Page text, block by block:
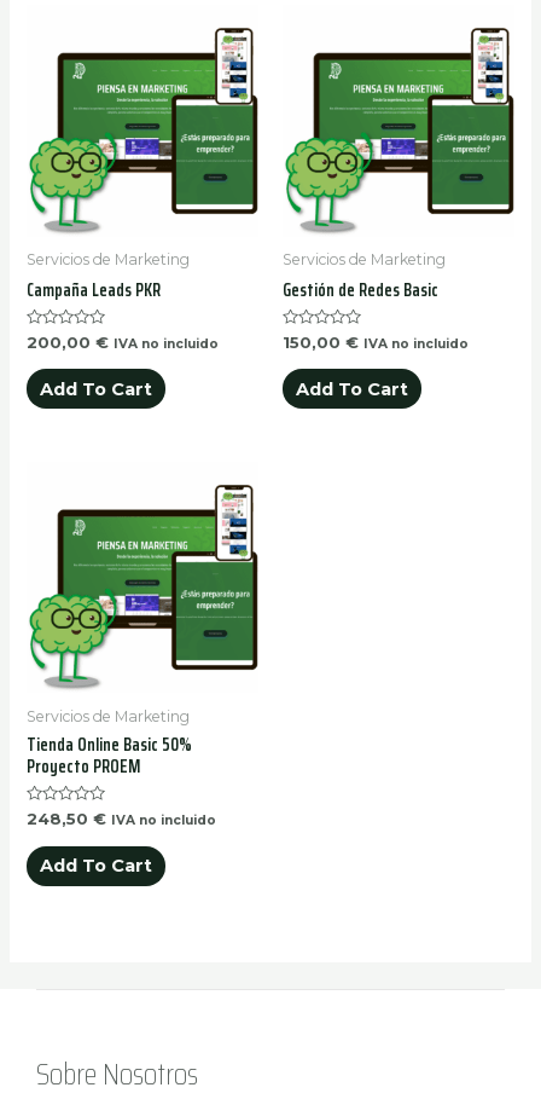
Servicios de Marketing
Campaña Leads PKR
Rated
0
out
of
5
200,00€ IVA no incluido
Add To Cart
Servicios de Marketing
Gestión de Redes Basic
Rated
0
out
of
5
150,00 € IVA no incluido
Add To Cart
Servicios de Marketing
Tienda Online Basic 50%
Proyecto PROEM
Rated
out
of
5
248,50€ IVA no incluido
Add To Cart
Sobre Nosotros